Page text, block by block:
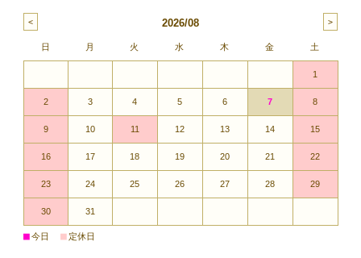
2026/08
日 月 火 水 木 金 土
1
2 3 4 5 6 7 8
9 10 11 12 13 14 15
16 17 18 19 20 21 22
23 24 25 26 27 28 29
30 31
■今日 ■定休日